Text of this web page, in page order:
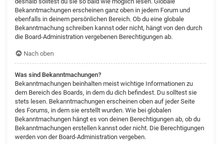
Bekanntmachungen erscheinen ganz oben in jedem Forum und
ebenfalls in deinem persönlichen Bereich. Ob du eine globale
Bekanntmachung schreiben kannst oder nicht, hängt von den durch
die Board-Administration vergebenen Berechtigungen ab.
Nach oben
Was sind Bekanntmachungen?
Bekanntmachungen beinhalten meist wichtige Informationen zu
dem Bereich des Boards, in dem du dich befindest. Du solltest sie
stets lesen. Bekanntmachungen erscheinen oben auf jeder Seite
des Forums, in dem sie erstellt wurden. Wie bei globalen
Bekanntmachungen hängt es von deinen Berechtigungen ab, ob du
Bekanntmachungen erstellen kannst oder nicht. Die Berechtigungen
werden von der Board-Administration vergeben.